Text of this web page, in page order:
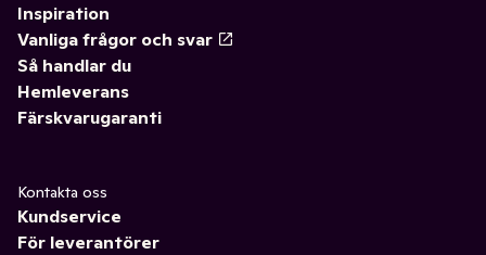
Inspiration
Vanliga frågor och svar
Så handlar du
Hemleverans
Färskvarugaranti
Kontakta oss
Kundservice
För leverantörer